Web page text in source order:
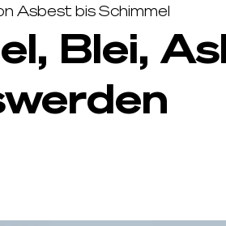
Asbest bis Schimmel
Blei,